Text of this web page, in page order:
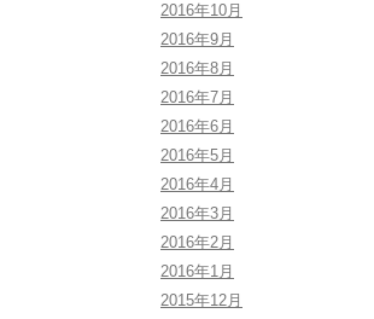
2016年10月
2016年9月
2016年8月
2016年7月
2016年6月
2016年5月
2016年4月
2016年3月
2016年2月
2016年1月
2015年12月